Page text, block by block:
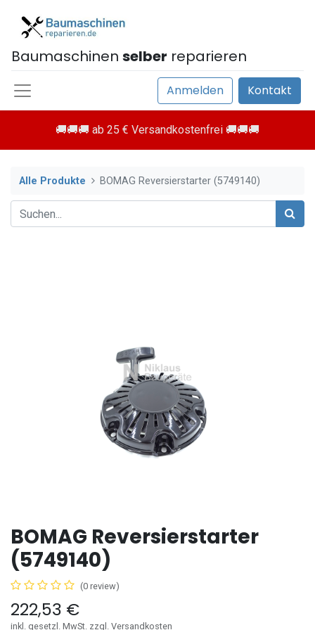
Baumaschinen selber reparieren
Anmelden Kontakt
🚚🚚🚚 ab 25 € Versandkostenfrei 🚚🚚🚚
Alle Produkte BOMAG Reversierstarter (5749140)
BOMAG Reversierstarter
(5749140)
(0 review)
222,53 €
inkl. gesetzl. MwSt. zzgl. Versandkosten